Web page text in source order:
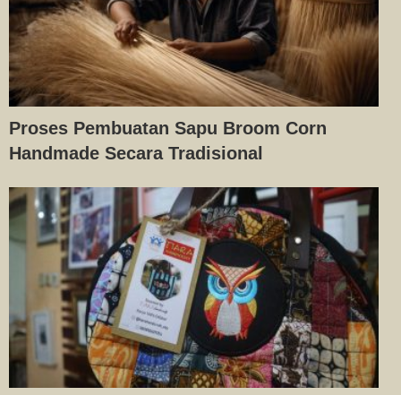
Proses Pembuatan Sapu Broom Corn
Handmade Secara Tradisional